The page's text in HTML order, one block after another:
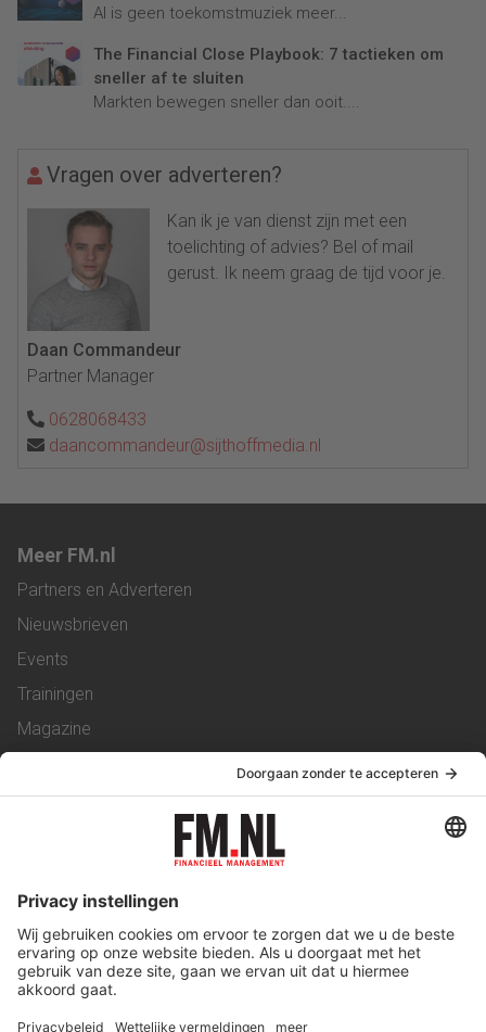
AI is geen toekomstmuziek meer...
The Financial Close Playbook: 7 tactieken om
sneller af te sluiten
Markten bewegen sneller dan ooit....
Vragen over adverteren?
Kan ik je van dienst zijn met een
toelichting of advies? Bel of mail
gerust. Ik neem graag de tijd voor je.
Daan Commandeur
Partner Manager
0628068433
daancommandeur@sijthoffmedia.nl
Meer FM.nl
Partners en Adverteren
Nieuwsbrieven
Events
Trainingen
Magazine
Service & Contact
Werken bij ons
Privacy Statement
Algemene Voorwaarden